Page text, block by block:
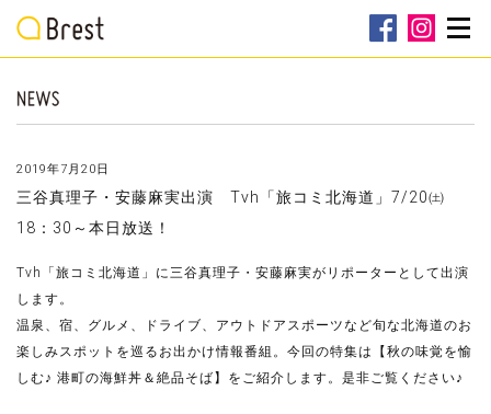
2019年7月20日
三谷真理子・安藤麻実出演 Tvh「旅コミ北海道」7/20㈯
18：30～本日放送！
Tvh「旅コミ北海道」に三谷真理子・安藤麻実がリポーターとして出演
します。
温泉、宿、グルメ、ドライブ、アウトドアスポーツなど旬な北海道のお
楽しみスポットを巡るお出かけ情報番組。今回の特集は【秋の味覚を愉
しむ♪ 港町の海鮮丼＆絶品そば】をご紹介します。是非ご覧ください♪